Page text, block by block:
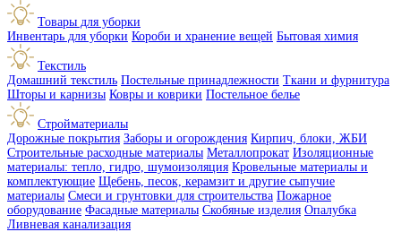
Товары для уборки
Инвентарь для уборки Короби и хранение вещей Бытовая химия
Текстиль
Домашний текстиль Постельные принадлежности Ткани и фурнитура
Шторы и карнизы Ковры и коврики Постельное белье
Стройматериалы
Дорожные покрытия Заборы и огорождения Кирпич, блоки, ЖБИ
Строительные расходные материалы Металлопрокат Изоляционные
материалы: тепло, гидро, шумоизоляция Кровельные материалы и
комплектующие Щебень, песок, керамзит и другие сыпучие
материалы Смеси и грунтовки для строительства Пожарное
оборудование Фасадные материалы Скобяные изделия Опалубка
Ливневая канализация